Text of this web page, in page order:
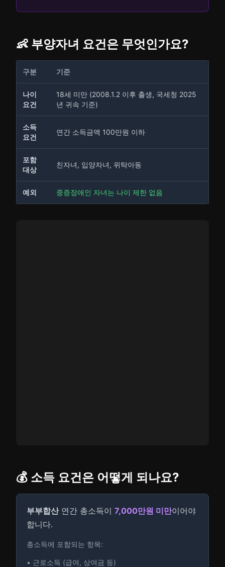
👶 부양자녀 요건은 무엇인가요?
구분 기준
나이
요건
18세 미만 (2008.1.2 이후 출생, 국세청 2025
년 귀속 기준)
소득
요건
연간 소득금액 100만원 이하
포함
대상
친자녀, 입양자녀, 위탁아동
예외 중증장애인 자녀는 나이 제한 없음
💰 소득 요건은 어떻게 되나요?
부부합산연간 총소득이 7,000만원 미만이어야
합니다.
총소득에 포함되는 항목:
• 근로소득 (급여, 상여금 등)